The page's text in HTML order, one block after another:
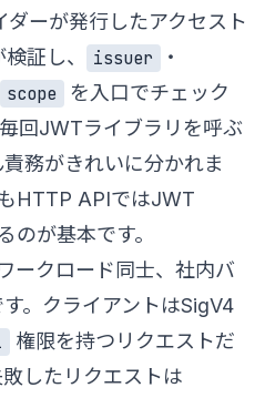
ーが発行したアクセスト
証し、
issuer
・
scope
を入口でチェック
回JWTライブラリを呼ぶ
務がきれいに分かれま
HTTP APIではJWT
のが基本です。
ークロード同士、社内バ
。クライアントはSigV4
権限を持つリクエストだ
したリクエストは